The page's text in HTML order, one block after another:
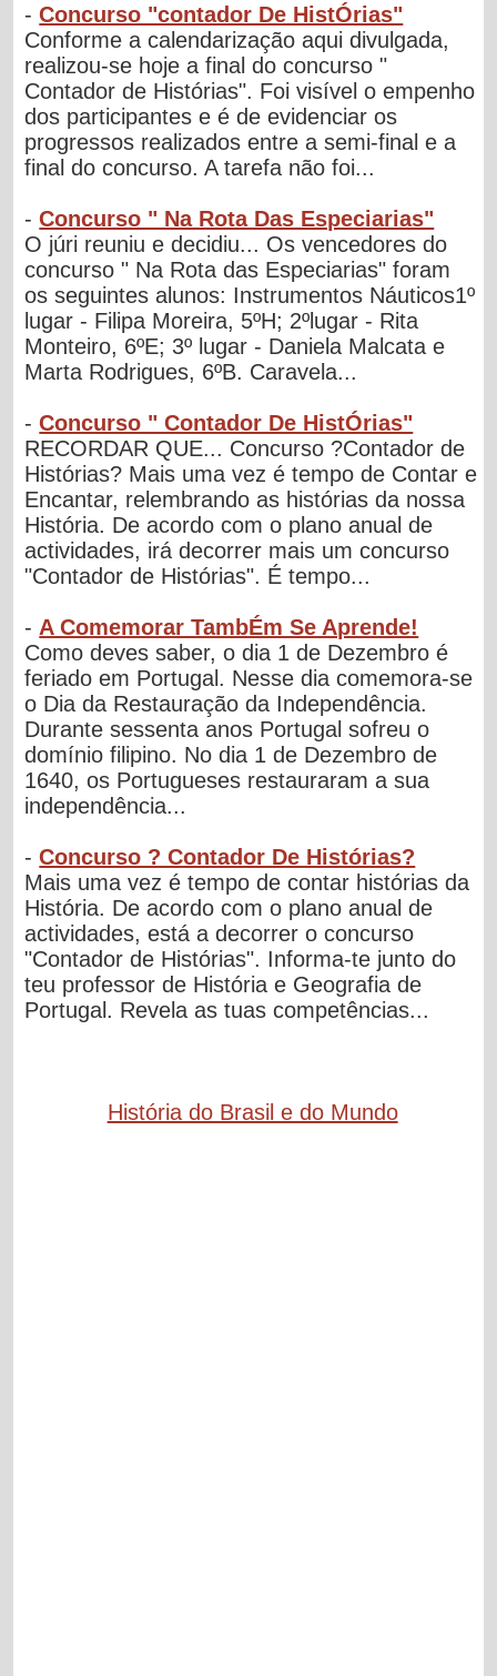
-Concurso "contador De HistÓrias"
Conforme a calendarização aqui divulgada,
realizou-se hoje a final do concurso "
Contador de Histórias". Foi visível o empenho
dos participantes e é de evidenciar os
progressos realizados entre a semi-final e a
final do concurso. A tarefa não foi...
-Concurso " Na Rota Das Especiarias"
O júri reuniu e decidiu... Os vencedores do
concurso " Na Rota das Especiarias" foram
os seguintes alunos: Instrumentos Náuticos1º
lugar - Filipa Moreira, 5ºH; 2ºlugar - Rita
Monteiro, 6ºE; 3º lugar - Daniela Malcata e
Marta Rodrigues, 6ºB. Caravela...
-Concurso " Contador De HistÓrias"
RECORDAR QUE... Concurso ?Contador de
Histórias? Mais uma vez é tempo de Contar e
Encantar, relembrando as histórias da nossa
História. De acordo com o plano anual de
actividades, irá decorrer mais um concurso
"Contador de Histórias". É tempo...
- A Comemorar TambÉm Se Aprende!
Como deves saber, o dia 1 de Dezembro é
feriado em Portugal. Nesse dia comemora-se
o Dia da Restauração da Independência.
Durante sessenta anos Portugal sofreu o
domínio filipino. No dia 1 de Dezembro de
1640, os Portugueses restauraram a sua
independência...
-Concurso ? Contador De Histórias?
Mais uma vez é tempo de contar histórias da
História. De acordo com o plano anual de
actividades, está a decorrer o concurso
"Contador de Histórias". Informa-te junto do
teu professor de História e Geografia de
Portugal. Revela as tuas competências...
História do Brasil e do Mundo